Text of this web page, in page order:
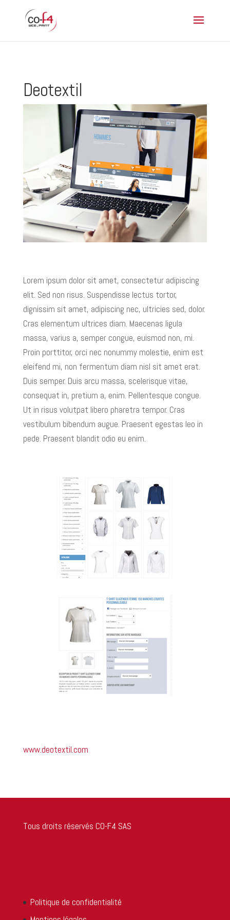
Deotextil
Lorem ipsum dolor sit amet, consectetur adipiscing
elit. Sed non risus. Suspendisse lectus tortor,
dignissim sit amet, adipiscing nec, ultricies sed, dolor.
Cras elementum ultrices diam. Maecenas ligula
massa, varius a, semper congue, euismod non, mi.
Proin porttitor, orci nec nonummy molestie, enim est
eleifend mi, non fermentum diam nisl sit amet erat.
Duis semper. Duis arcu massa, scelerisque vitae,
consequat in, pretium a, enim. Pellentesque congue.
Ut in risus volutpat libero pharetra tempor. Cras
vestibulum bibendum augue. Praesent egestas leo in
pede. Praesent blandit odio eu enim.
www.deotextil.com
Tous droits réservés CO-F4 SAS
Politique de confidentialité